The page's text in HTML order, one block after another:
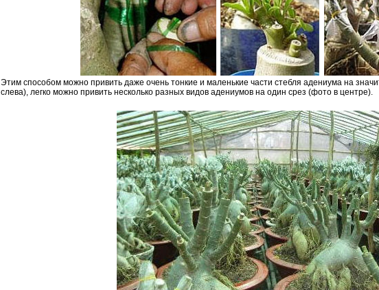
Этим способом можно привить даже очень тонкие и маленькие части стебля адениума на
слева), легко можно привить несколько разных видов адениумов на один срез (фото в центре).